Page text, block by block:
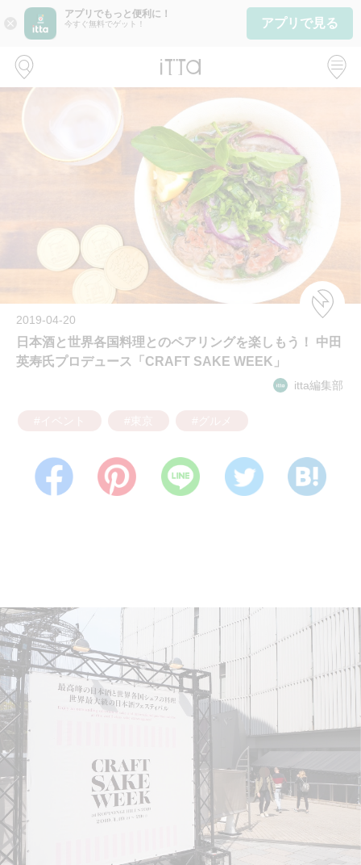
close
アプリでもっと便利に！
今すぐ無料でゲット！ アプリで見る
2019-04-20
日本酒と世界各国料理とのペアリングを楽しもう！ 中田
英寿氏プロデュース「CRAFT SAKE WEEK」
itta編集部